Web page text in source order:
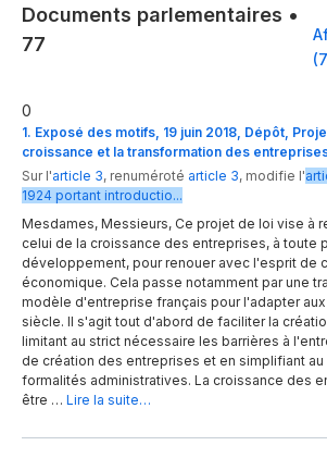
Documents parlementaires •
77
0
1. Exposé des motifs, 19 juin 2018, Dépôt,
croissance et la transformation des
Sur l'article 3, renuméroté article 3, modifie l'
1924 portant introductio...
Mesdames, Messieurs, Ce projet de loi vise à
celui de la croissance des entreprises, à toute
développement, pour renouer avec l'esprit de
économique. Cela passe notamment par une
modèle d'entreprise français pour l'adapter aux
siècle. Il s'agit tout d'abord de faciliter la
limitant au strict nécessaire les barrières à
de création des entreprises et en simplifiant au
formalités administratives. La croissance des
être … Lire la suite…